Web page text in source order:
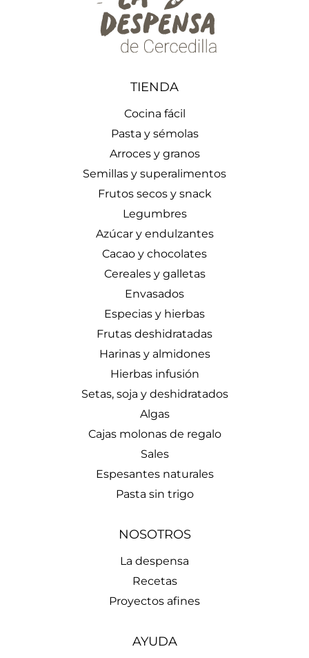
TIENDA
Cocina fácil
Pasta y sémolas
Arroces y granos
Semillas y superalimentos
Frutos secos y snack
Legumbres
Azúcar y endulzantes
Cacao y chocolates
Cereales y galletas
Envasados
Especias y hierbas
Frutas deshidratadas
Harinas y almidones
Hierbas infusión
Setas, soja y deshidratados
Algas
Cajas molonas de regalo
Sales
Espesantes naturales
Pasta sin trigo
NOSOTROS
La despensa
Recetas
Proyectos afines
AYUDA